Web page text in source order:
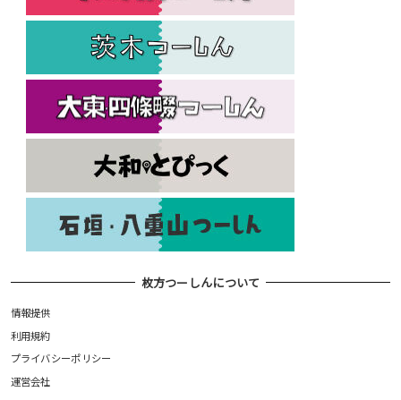
枚方つーしんについて
情報提供
利用規約
プライバシーポリシー
運営会社